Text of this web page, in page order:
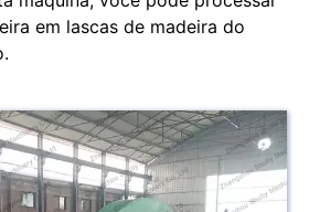
em lascas de madeira do